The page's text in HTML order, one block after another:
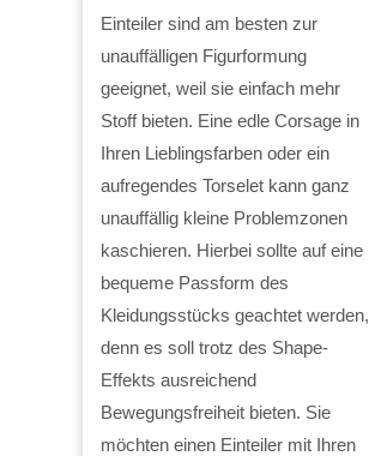
Einteiler sind am besten zur
unauffälligen Figurformung
geeignet, weil sie einfach mehr
Stoff bieten. Eine edle Corsage in
Ihren Lieblingsfarben oder ein
aufregendes Torselet kann ganz
unauffällig kleine Problemzonen
kaschieren. Hierbei sollte auf eine
bequeme Passform des
Kleidungsstücks geachtet werden,
denn es soll trotz des Shape-
Effekts ausreichend
Bewegungsfreiheit bieten. Sie
möchten einen Einteiler mit Ihren